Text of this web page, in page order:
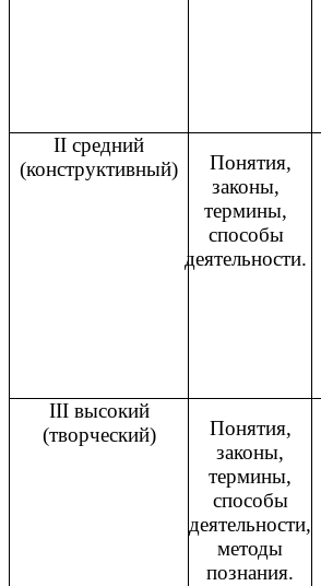
II средний
(конструктивный)
Понятия,
законы,
термины,
способы
деятельности.
III высокий
(творческий)
Понятия,
законы,
термины,
способы
деятельности,
методы
познания.